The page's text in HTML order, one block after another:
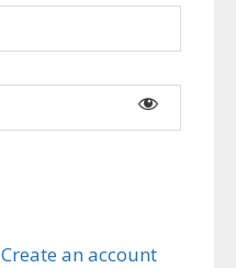
Create an account